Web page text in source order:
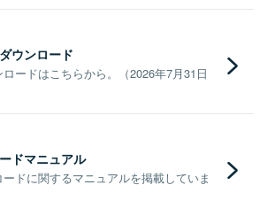
ウンロード
ードはこちらから。（2026年7月31日
ドマニュアル
ドに関するマニュアルを掲載していま